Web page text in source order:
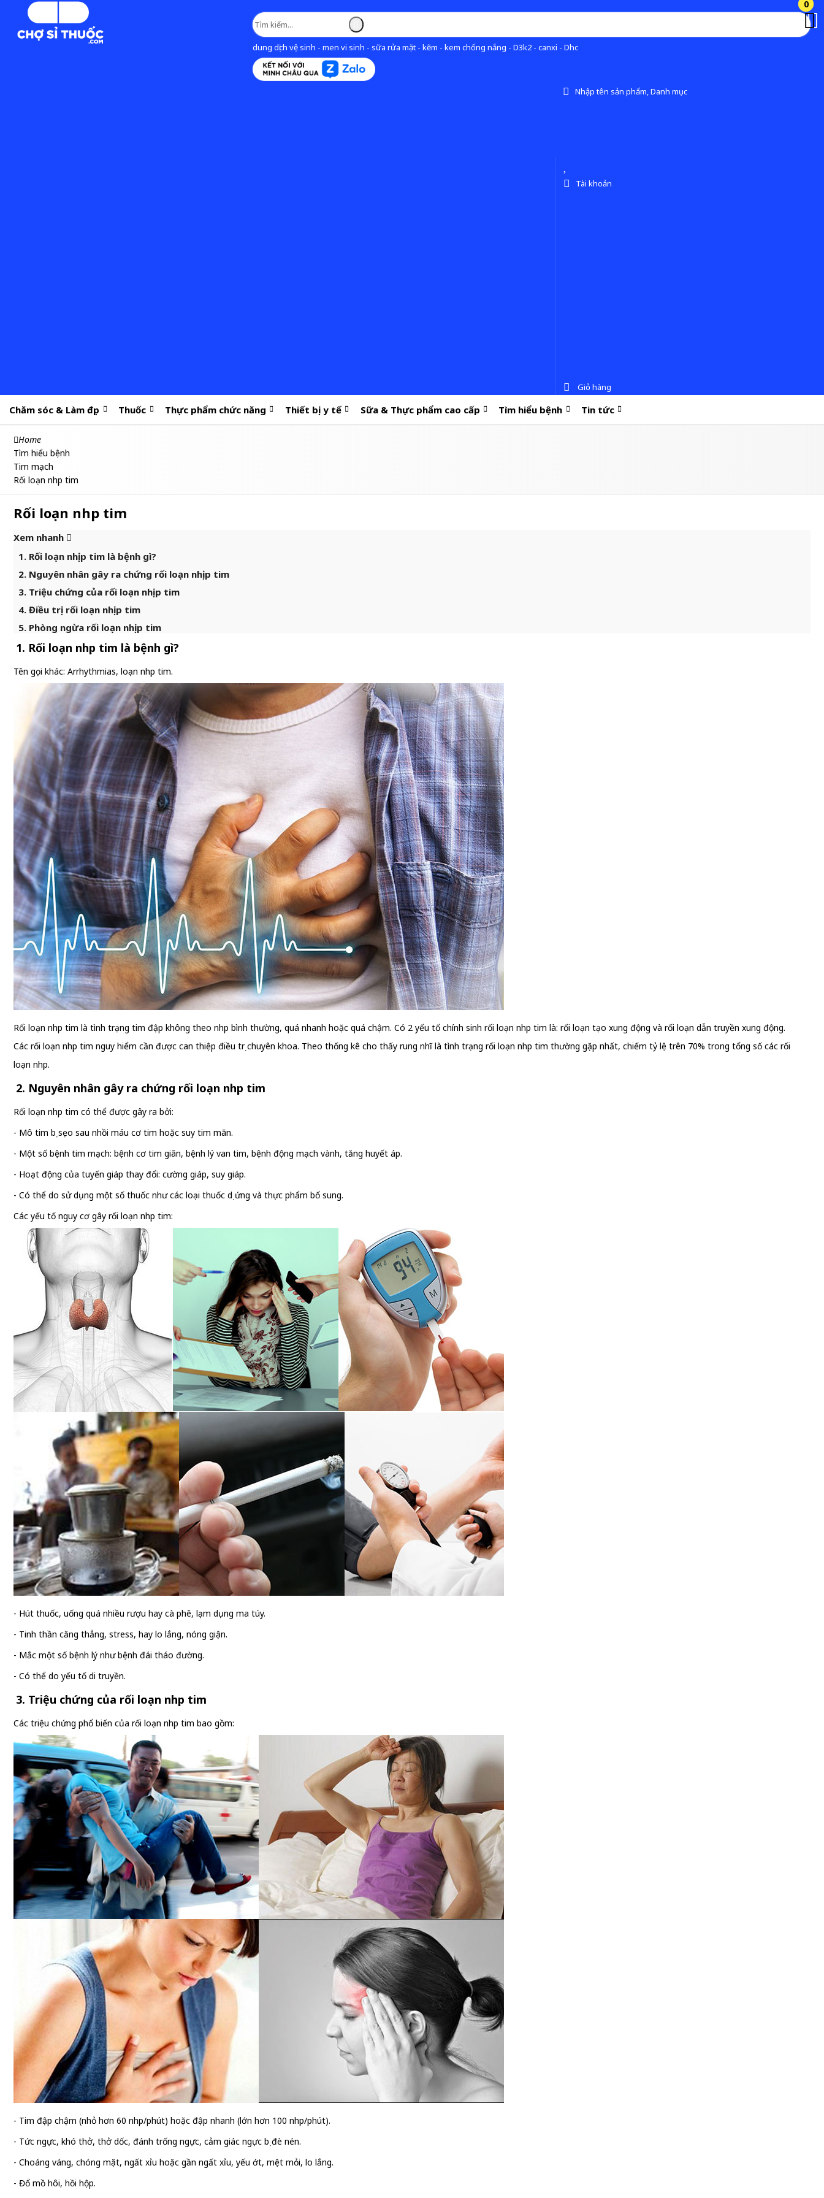
dung dịch vệ sinh - men vi sinh - sữa rửa mặt - kẽm - kem chống nắng - D3k2 - canxi - Dhc
Nhập tên sản phẩm, Danh mục
0
Tài khoản
0
Giỏ hàng
Chăm sóc & Làm đẹp Thuốc Thực phẩm chức năng Thiết bị y tế Sữa & Thực phẩm cao cấp Tìm hiểu bệnh Tin tức
Home
Tìm hiểu bệnh
Tim mạch
Rối loạn nhịp tim
Rối loạn nhịp tim
Xem nhanh
1. Rối loạn nhịp tim là bệnh gì?
2. Nguyên nhân gây ra chứng rối loạn nhịp tim
3. Triệu chứng của rối loạn nhịp tim
4. Điều trị rối loạn nhịp tim
5. Phòng ngừa rối loạn nhịp tim
1. Rối loạn nhịp tim là bệnh gì?
Tên gọi khác: Arrhythmias, loạn nhịp tim.
Rối loạn nhịp tim là tình trạng tim đập không theo nhịp bình thường, quá nhanh hoặc quá chậm. Có 2 yếu tố chính sinh rối loạn nhịp tim là: rối loạn tạo xung động và rối loạn dẫn truyền xung động.
Các rối loạn nhịp tim nguy hiểm cần được can thiệp điều trị chuyên khoa. Theo thống kê cho thấy rung nhĩ là tình trạng rối loạn nhịp tim thường gặp nhất, chiếm tỷ lệ trên 70% trong tổng số các rối
loạn nhịp.
2. Nguyên nhân gây ra chứng rối loạn nhịp tim
Rối loạn nhịp tim có thể được gây ra bởi:
- Mô tim bị sẹo sau nhồi máu cơ tim hoặc suy tim mãn.
- Một số bệnh tim mạch: bệnh cơ tim giãn, bệnh lý van tim, bệnh động mạch vành, tăng huyết áp.
- Hoạt động của tuyến giáp thay đổi: cường giáp, suy giáp.
- Có thể do sử dụng một số thuốc như các loại thuốc dị ứng và thực phẩm bổ sung.
Các yếu tố nguy cơ gây rối loạn nhịp tim:
- Hút thuốc, uống quá nhiều rượu hay cà phê, lạm dụng ma túy.
- Tinh thần căng thẳng, stress, hay lo lắng, nóng giận.
- Mắc một số bệnh lý như bệnh đái tháo đường.
- Có thể do yếu tố di truyền.
3. Triệu chứng của rối loạn nhịp tim
Các triệu chứng phổ biến của rối loạn nhịp tim bao gồm:
- Tim đập chậm (nhỏ hơn 60 nhịp/phút) hoặc đập nhanh (lớn hơn 100 nhịp/phút).
- Tức ngực, khó thở, thở dốc, đánh trống ngực, cảm giác ngực bị đè nén.
- Choáng váng, chóng mặt, ngất xỉu hoặc gần ngất xỉu, yếu ớt, mệt mỏi, lo lắng.
- Đổ mồ hôi, hồi hộp.